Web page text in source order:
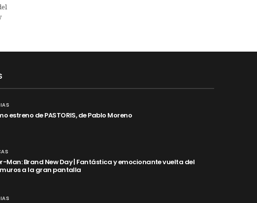
estreno de PASTORIS, de Pablo Moreno
Man: Brand New Day | Fantástica y emocionante vuelta del
a la gran pantalla